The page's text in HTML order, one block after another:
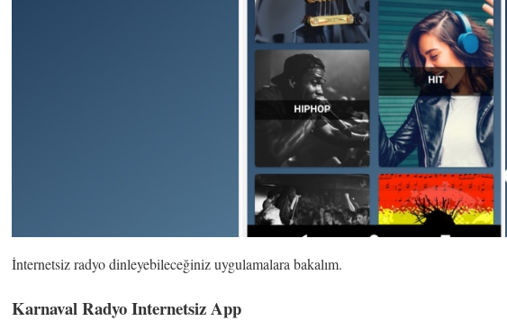
İnternetsiz radyo dinleyebileceğiniz uygulamalara bakalım.
Karnaval Radyo Internetsiz App